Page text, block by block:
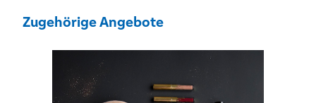
Zugehörige Angebote